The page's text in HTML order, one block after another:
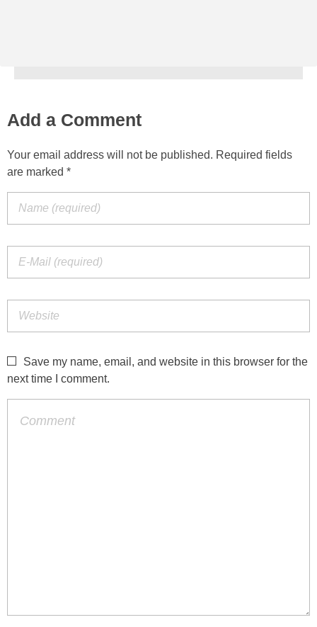
Add a Comment
Your email address will not be published. Required fields
are marked *
Save my name, email, and website in this browser for the
next time I comment.